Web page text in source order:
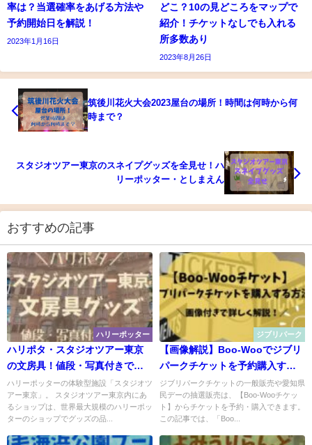
率は？当選確率をあげる方法や
予約開始日を解説！
2023年1月16日
どこ？10の見どころをマップで
紹介！チケットなしでも入れる
所多数あり
2023年8月26日
筑後川花火大会2023屋台の場所！時間は何時から何
時まで？
スタジオツアー東京のスネイプグッズを全見せ！ハ
リーポッター・としまえん
おすすめの記事
ハリーポッター
ハリポタ・スタジオツアー東京
の文房具！値段・写真付きで紹
介♪
ハリーポッターの体験型施設「スタジオツ
アー東京」。 スタジオツアー東京内にあ
るショップは、世界最大規模のハリーポッ
ターのショップでグッズの品...
ジブリパーク
【画像解説】Boo-Wooでジブリ
パークチケットを予約購入する
方法をどこよりも詳しく！
ジブリパークチケットの一般販売や愛知県
民デーの抽選販売は、【Boo-Wooチケッ
ト】からチケットを予約・購入できます。
この記事では、「Boo...